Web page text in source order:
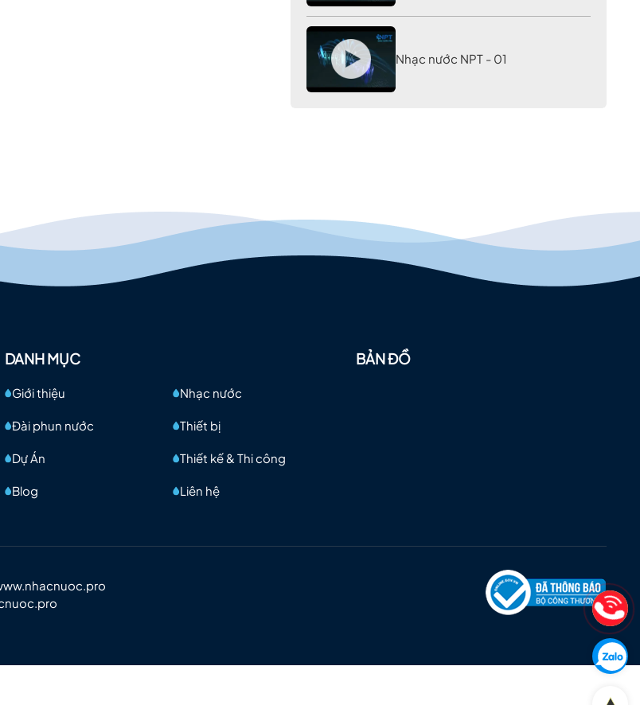
Nhạc nước NPT - 01
DANH MỤC
Giới thiệu Nhạc nước
Đài phun nước Thiết bị
Dự Án Thiết kế & Thi công
Blog Liên hệ
BẢN ĐỒ